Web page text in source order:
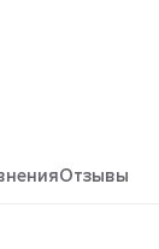
Отзывы